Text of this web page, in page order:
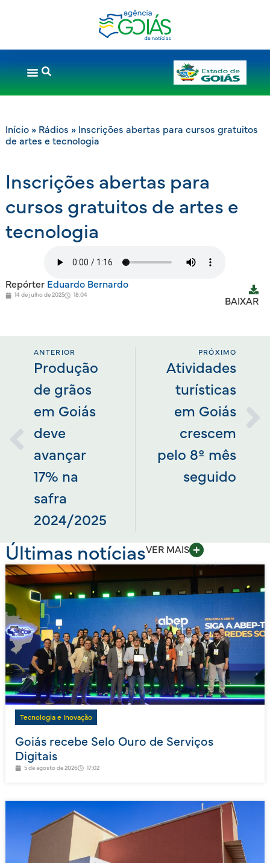
Início» Rádios » Inscrições abertas para cursos gratuitos
de artes e tecnologia
Inscrições abertas para
cursos gratuitos de artes e
tecnologia
RepórterEduardo Bernardo
14 de julho de 2025 18:04
BAIXAR
ANTERIOR
Produção
de grãos
em Goiás
deve
avançar
17% na
safra
2024/2025
PRÓXIMO
Atividades
turísticas
em Goiás
crescem
pelo 8º mês
seguido
Últimas notíciasVER MAIS
Tecnologia e Inovação
Goiás recebe Selo Ouro de Serviços
Digitais
5 de agosto de 2026 17:02